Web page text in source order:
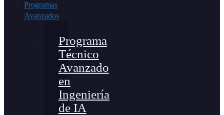
Programas
Avanzados
Programa
Técnico
Avanzado
en
Ingeniería
de IA